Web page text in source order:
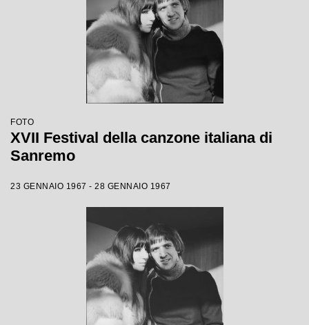
FOTO
XVII Festival della canzone italiana di
Sanremo
23 GENNAIO 1967 - 28 GENNAIO 1967